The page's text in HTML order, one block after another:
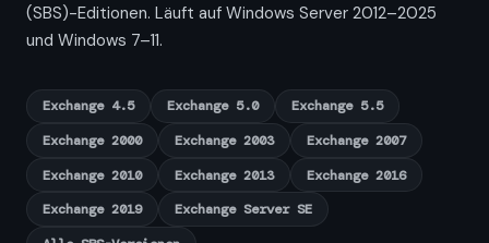
(SBS)-Editionen. Läuft auf Windows Server 2012–2025
und Windows 7–11.
Exchange 4.5 Exchange 5.0
Exchange 5.5
Exchange 2000
Exchange 2003
Exchange 2007
Exchange 2010
Exchange 2013
Exchange 2016
Exchange 2019
Exchange Server SE